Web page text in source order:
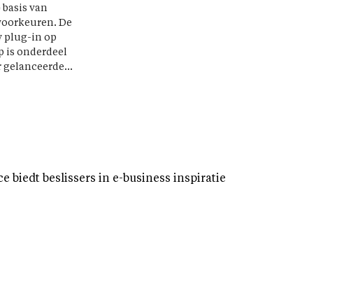
van
De
plug-in op
is onderdeel
gelanceerde...
biedt beslissers in e-business inspiratie